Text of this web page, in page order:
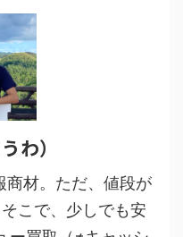
わ）
商材。ただ、値段が
こで、少しでも安